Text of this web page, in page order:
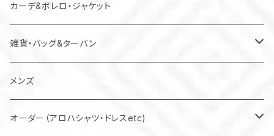
カーデ&ボレロ・ジャケット
雑貨・バッグ&ターバン
バッグ
マスク
メンズ
オーダー（アロハシャツ・ドレスetc)